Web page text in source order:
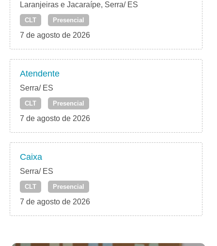
Laranjeiras e Jacaraípe, Serra/ ES
CLT Presencial
7 de agosto de 2026
Atendente
Serra/ ES
CLT Presencial
7 de agosto de 2026
Caixa
Serra/ ES
CLT Presencial
7 de agosto de 2026